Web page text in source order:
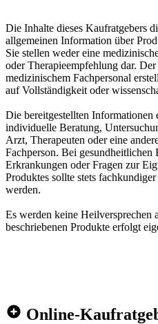
Die Inhalte dieses Kaufratgebers
allgemeinen Information über
Sie stellen weder eine
oder Therapieempfehlung dar.
medizinischem Fachpersonal
auf Vollständigkeit oder
Die bereitgestellten Informationen
individuelle Beratung,
Arzt, Therapeuten oder eine
Fachperson. Bei gesundheitlichen
Erkrankungen oder Fragen zur
Produktes sollte stets
werden.
Es werden keine Heilversprechen
beschriebenen Produkte erfolgt
Online-